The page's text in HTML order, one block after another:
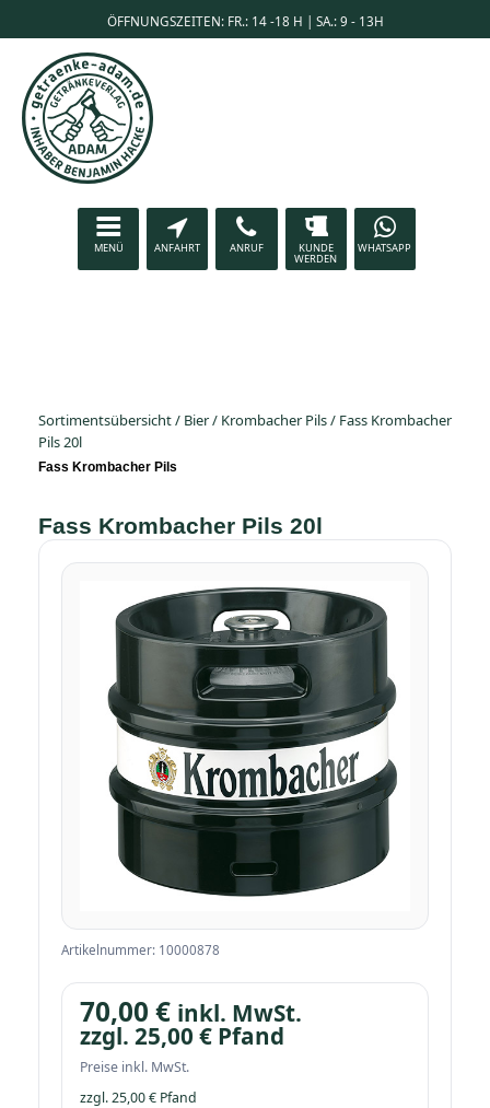
ÖFFNUNGSZEITEN: FR.: 14 -18 H | SA.: 9 - 13H
MENÜ ANFAHRT ANRUF KUNDE
WERDEN
WHATSAPP
Sortimentsübersicht/ Bier/ Krombacher Pils/ Fass Krombacher
Pils 20l
Fass Krombacher Pils
Fass Krombacher Pils 20l
Artikelnummer: 10000878
70,00 € inkl. MwSt.
zzgl. 25,00 € Pfand
Preise inkl. MwSt.
zzgl.25,00€ Pfand